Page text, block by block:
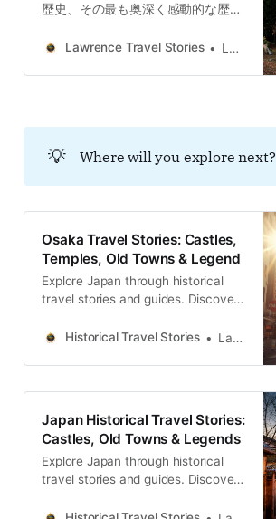
歴史、その最も奥深く感動的な歴史
石仏、民間の伝説といった、非常に
Lawrence Travel Stories Lawrence
💡 Where will you explore next?
Osaka Travel Stories: Castles,
Temples, Old Towns & Legend
Explore Japan through historical
travel stories and guides. Discover
legends across regions, for
Historical Travel Stories Lawrence
Japan Historical Travel Stories:
Castles, Old Towns & Legends
Explore Japan through historical
travel stories and guides. Discover
legends across the country.